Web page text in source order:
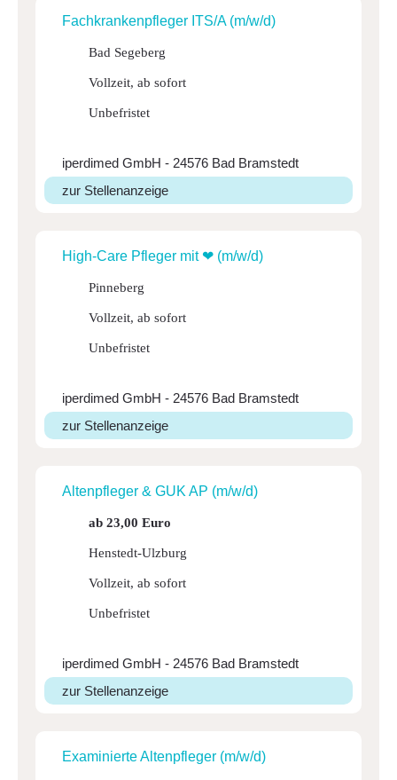
Fach­kran­ken­pfleger ITS/A (m/w/d)
Bad Segeberg
Vollzeit, ab sofort
Unbefristet
iperdimed GmbH - 24576 Bad Bramstedt
zur Stellenanzeige
High-Care Pfleger mit ❤ (m/w/d)
Pinneberg
Vollzeit, ab sofort
Unbefristet
iperdimed GmbH - 24576 Bad Bramstedt
zur Stellenanzeige
Alten­pfleger & GUK AP (m/w/d)
ab 23,00 Euro
Henstedt-Ulzburg
Vollzeit, ab sofort
Unbefristet
iperdimed GmbH - 24576 Bad Bramstedt
zur Stellenanzeige
Exami­nierte Alten­pfleger (m/w/d)